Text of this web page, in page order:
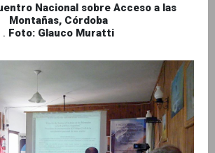
Nacional sobre Acceso a las
Montañas, Córdoba
. Foto: Glauco Muratti